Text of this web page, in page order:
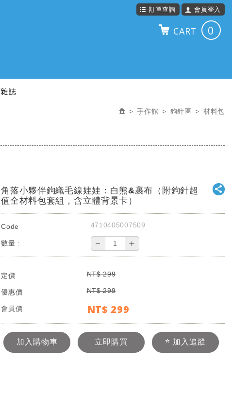
訂單查詢 會員登入
CART 0
雜誌
手作館 鉤針區 材料包
角落小夥伴鉤織毛線娃娃：白熊&裹布（附鉤針超
值全材料包套組，含立體背景卡）
Code 4710405007509
數量 : － ＋
定價 NT$ 299
優惠價 NT$ 299
會員價 NT$ 299
加入購物車 立即購買 加入追蹤